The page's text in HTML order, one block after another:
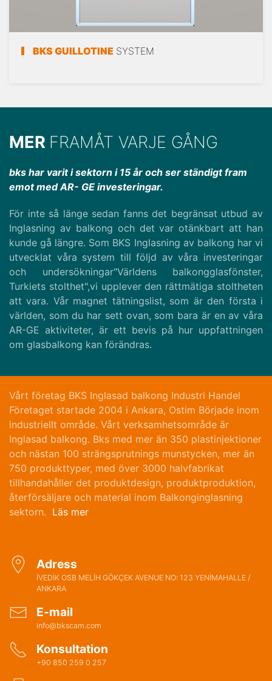
BKS GUILLOTINE SYSTEM
MER FRAMÅT VARJE GÅNG
bks har varit i sektorn i 15 år och ser ständigt fram
emot med AR- GE investeringar.
För inte så länge sedan fanns det begränsat utbud av
Inglasning av balkong och det var otänkbart att han
kunde gå längre. Som BKS Inglasning av balkong har vi
utvecklat våra system till följd av våra investeringar
och undersökningar"Världens balkongglasfönster,
Turkiets stolthet",vi upplever den rättmätiga stoltheten
att vara. Vår magnet tätningslist, som är den första i
världen, som du har sett ovan, som bara är en av våra
AR-GE aktiviteter, är ett bevis på hur uppfattningen
om glasbalkong kan förändras.
Vårt företag BKS Inglasad balkong Industri Handel
Företaget startade 2004 i Ankara, Ostim Började inom
industriellt område. Vårt verksamhetsområde är
Inglasad balkong. Bks med mer än 350 plastinjektioner
och nästan 100 strängsprutnings munstycken, mer än
750 produkttyper, med över 3000 halvfabrikat
tillhandahåller det produktdesign, produktproduktion,
återförsäljare och material inom Balkonginglasning
sektorn. Läs mer
Adress
İVEDİK OSB MELİH GÖKÇEK AVENUE NO: 123 YENİMAHALLE /
ANKARA
E-mail
info@bkscam.com
Konsultation
+90 850 259 0 257